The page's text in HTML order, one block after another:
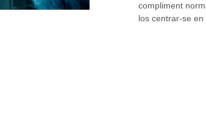
compliment
los centrar-se